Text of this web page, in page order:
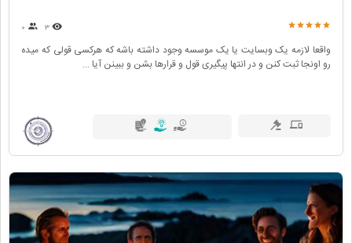
۳
واقعا لازمه یک وبسایت یا یک موسسه وجود داشته باشه که هرکسی قولی که میده
رو اونجا ثبت کنن و در انتها پیگیری قول و قرارها بشن و ببینن آیا ...